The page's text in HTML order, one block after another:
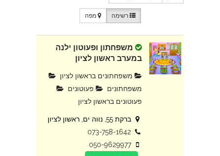
רשימה מפה
משפחתון ופעוטון ילנה
במערב ראשון לציון
משפחתונים בראשון לציון
משפחתונים
פעוטונים
פעוטונים בראשון לציון
ברקת 55, נווה ים, ראשון לציון
073-758-1642
050-9629977